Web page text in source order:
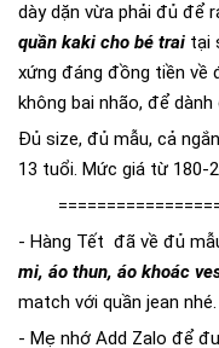
dày dặn vừa phải đủ để
quần kaki cho bé trai tại
xứng đáng đồng tiền về
không bai nhão, để
Đủ size, đủ mẫu, cả
13 tuổi. Mức giá từ 180-
- Hàng Tết đã về đủ
mi, áo thun, áo khoác
match với quần jean nhé.
- Mẹ nhớ Add Zalo để